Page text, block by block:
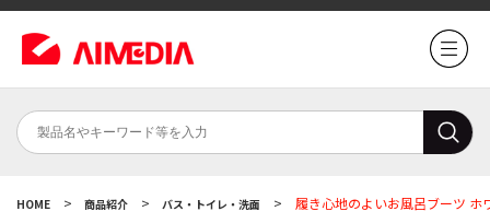
HOME > 商品紹介 > バス・トイレ・洗面 > 履き心地のよいお風呂ブーツ ホ